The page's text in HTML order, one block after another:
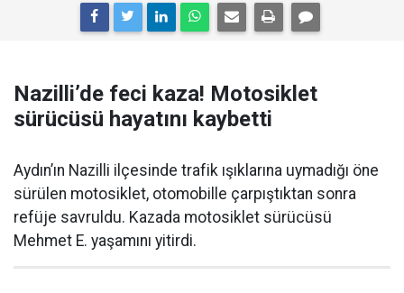
Nazilli’de feci kaza! Motosiklet
sürücüsü hayatını kaybetti
Aydın’ın Nazilli ilçesinde trafik ışıklarına uymadığı öne
sürülen motosiklet, otomobille çarpıştıktan sonra
refüje savruldu. Kazada motosiklet sürücüsü
Mehmet E. yaşamını yitirdi.